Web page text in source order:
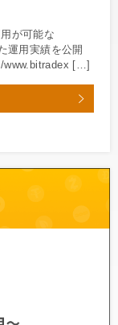
が可能な
運用実績を公開
www.bitradex […]